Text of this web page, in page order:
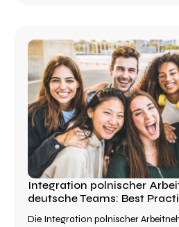
Integration polnischer
deutsche Teams: Best
Die Integration polnischer